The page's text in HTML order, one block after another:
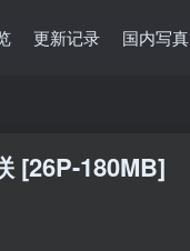
更新记录 国内写真
[26P-180MB]